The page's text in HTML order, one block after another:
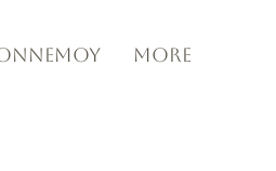
More